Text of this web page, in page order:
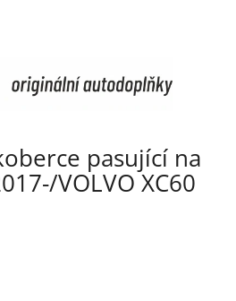
pasující na
VOLVO XC60